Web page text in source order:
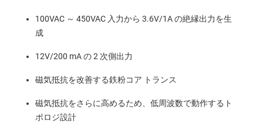
100VAC ～ 450VAC 入力から 3.6V/1A の絶縁出力を生
成
12V/200 mA の 2 次側出力
磁気抵抗を改善する鉄粉コア トランス
磁気抵抗をさらに高めるため、低周波数で動作するト
ポロジ設計